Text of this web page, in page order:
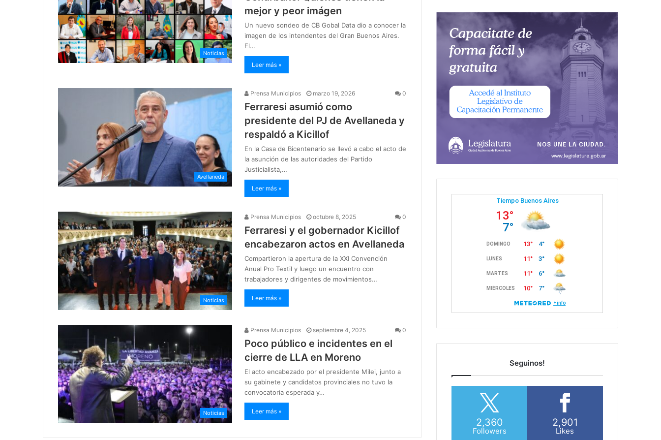
Noticias
mejor y peor imágen
Un nuevo sondeo de CB Gobal Data dio a conocer la
imagen de los intendentes del Gran Buenos Aires.
El…
Leer más »
Avellaneda
Prensa Municipios marzo 19, 2026 0
Ferraresi asumió como
presidente del PJ de Avellaneda y
respaldó a Kicillof
En la Casa de Bicentenario se llevó a cabo el acto de
la asunción de las autoridades del Partido
Justicialista,…
Leer más »
Noticias
Prensa Municipios octubre 8, 2025 0
Ferraresi y el gobernador Kicillof
encabezaron actos en Avellaneda
Compartieron la apertura de la XXI Convención
Anual Pro Textil y luego un encuentro con
trabajadores y dirigentes de movimientos…
Leer más »
Noticias
Prensa Municipios septiembre 4, 2025 0
Poco público e incidentes en el
cierre de LLA en Moreno
El acto encabezado por el presidente Milei, junto a
su gabinete y candidatos provinciales no tuvo la
convocatoria esperada y…
Leer más »
Seguinos!
2,360
Followers
2,901
Likes